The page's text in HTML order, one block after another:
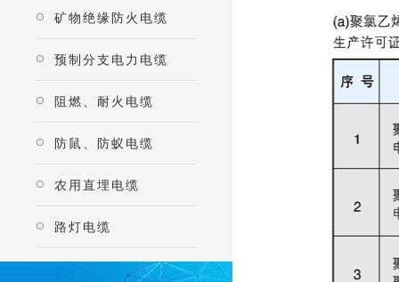
矿物绝缘防火电缆
预制分支电力电缆
阻燃、耐火电缆
防鼠、防蚁电缆
农用直埋电缆
路灯电缆